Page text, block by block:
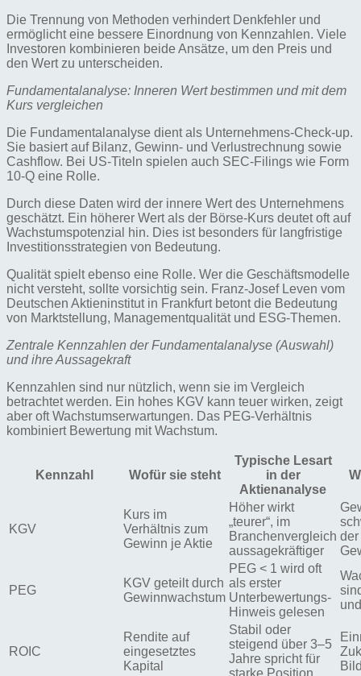
Die Trennung von Methoden verhindert Denkfehler und
ermöglicht eine bessere Einordnung von Kennzahlen. Viele
Investoren kombinieren beide Ansätze, um den Preis und
den Wert zu unterscheiden.
Fundamentalanalyse: Inneren Wert bestimmen und mit dem
Kurs vergleichen
Die Fundamentalanalyse dient als Unternehmens-Check-up.
Sie basiert auf Bilanz, Gewinn- und Verlustrechnung sowie
Cashflow. Bei US-Titeln spielen auch SEC-Filings wie Form
10‑Q eine Rolle.
Durch diese Daten wird der innere Wert des Unternehmens
geschätzt. Ein höherer Wert als der Börse-Kurs deutet oft auf
Wachstumspotenzial hin. Dies ist besonders für langfristige
Investitionsstrategien von Bedeutung.
Qualität spielt ebenso eine Rolle. Wer die Geschäftsmodelle
nicht versteht, sollte vorsichtig sein. Franz‑Josef Leven vom
Deutschen Aktieninstitut in Frankfurt betont die Bedeutung
von Marktstellung, Managementqualität und ESG-Themen.
Zentrale Kennzahlen der Fundamentalanalyse (Auswahl)
und ihre Aussagekraft
Kennzahlen sind nur nützlich, wenn sie im Vergleich
betrachtet werden. Ein hohes KGV kann teuer wirken, zeigt
aber oft Wachstumserwartungen. Das PEG-Verhältnis
kombiniert Bewertung mit Wachstum.
Kennzahl Wofür sie steht
Typische Lesart
in der
Aktienanalyse
KGV
Kurs im
Verhältnis zum
Gewinn je Aktie
Höher wirkt
„teurer“, im
Branchenvergleich
aussagekräftiger
der
PEG
KGV geteilt durch
Gewinnwachstum
PEG < 1 wird oft
als erster
Unterbewertungs-
Hinweis gelesen
ROIC
Rendite auf
eingesetztes
Kapital
Stabil oder
steigend über 3–5
Jahre spricht für
starke Position